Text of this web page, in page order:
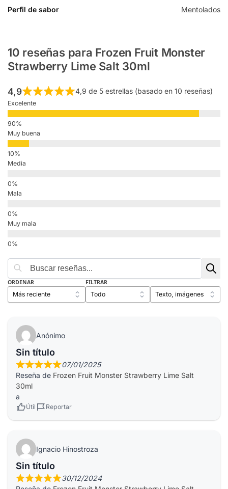
Perfil de sabor Mentolados
10 reseñas para Frozen Fruit Monster
Strawberry Lime Salt 30ml
4,9 4,9 de 5 estrellas (basado en 10 reseñas)
Excelente
Muy buena
Media
Mala
Muy mala
ORDENAR FILTRAR
Anónimo
Sin título
07/01/2025
Reseña de Frozen Fruit Monster Strawberry Lime Salt
30ml
a
Útil Reportar
Ignacio Hinostroza
Sin título
30/12/2024